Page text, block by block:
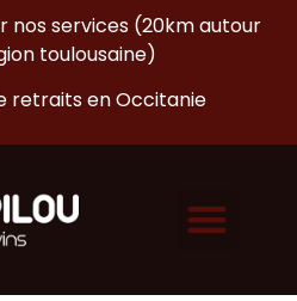
nos services (20km autour
toulousaine)
retraits en Occitanie